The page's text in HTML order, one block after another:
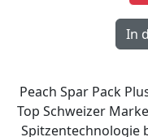
Peach Spar Pack
Top Schweizer
Spitzentechnologie